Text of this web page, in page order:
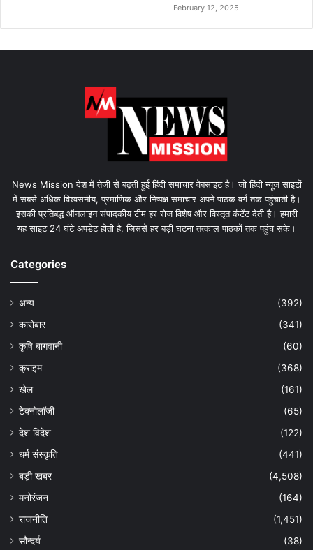
February 12, 2025
News Mission देश में तेजी से बढ़ती हुई हिंदी समाचार वेबसाइट है। जो हिंदी न्यूज साइटों
में सबसे अधिक विश्वसनीय, प्रमाणिक और निष्पक्ष समाचार अपने पाठक वर्ग तक पहुंचाती है।
इसकी प्रतिबद्ध ऑनलाइन संपादकीय टीम हर रोज विशेष और विस्तृत कंटेंट देती है। हमारी
यह साइट 24 घंटे अपडेट होती है, जिससे हर बड़ी घटना तत्काल पाठकों तक पहुंच सके।
Categories
अन्य
(392)
कारोबार
(341)
कृषि बागवानी
(60)
क्राइम
(368)
खेल
(161)
टेक्नोलॉजी
(65)
देश विदेश
(122)
धर्म संस्कृति
(441)
बड़ी खबर
(4,508)
मनोरंजन
(164)
राजनीति
(1,451)
सौन्दर्य
(38)